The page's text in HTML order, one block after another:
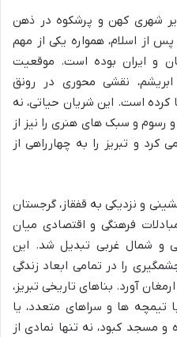
شهری کهن و پرشکوه در ذهن
از اسلام، همواره یکی از مهم
و ایران بوده است. موقعیت
نقشی محوری در رونق
کرده است. این شریان حیاتی، نه
و رسوم و سبک های هنری را نیز از
و تبریز را به چهارراهی از
و نزدیکی به قفقاز، گرجستان
فرهنگی و اقتصادی میان
و شمال غربی تبدیل شد. این
را در تمامی ابعاد زندگی
آورد. بناهای تاریخی تبریز،
تیمچه ها و سراهای متعدد، یا
مسجد کبود، نه تنها نمادی از